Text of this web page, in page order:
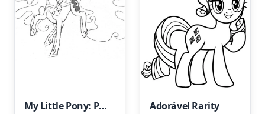
My Little Pony: Princesa Luna - Uma Página de Colorir Majestosa Adorável Rarity